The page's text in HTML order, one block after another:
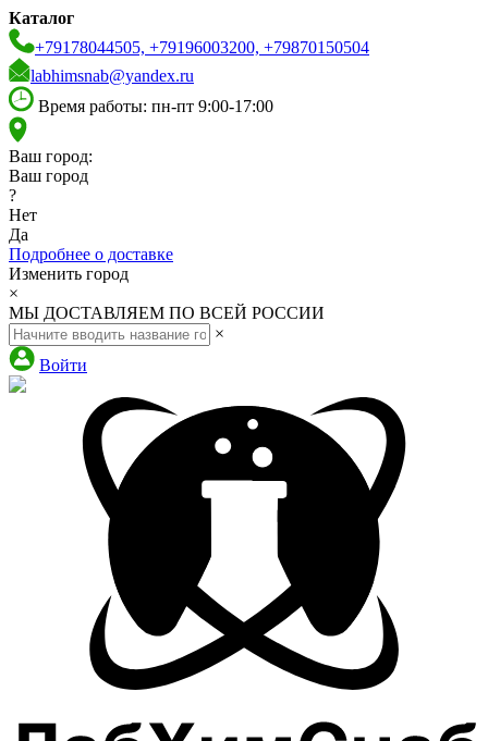
Каталог
+79178044505, +79196003200, +79870150504
labhimsnab@yandex.ru
Время работы: пн-пт 9:00-17:00
Ваш город:
Ваш город
?
Нет
Да
Подробнее о доставке
Изменить город
×
МЫ ДОСТАВЛЯЕМ ПО ВСЕЙ РОССИИ
×
Войти